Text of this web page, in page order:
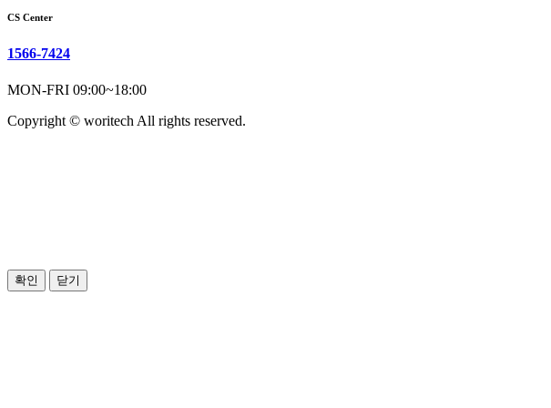
CS Center
1566-7424
MON-FRI 09:00~18:00
Copyright © woritech All rights reserved.
확인 닫기